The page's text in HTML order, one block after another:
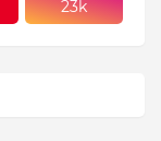
23k